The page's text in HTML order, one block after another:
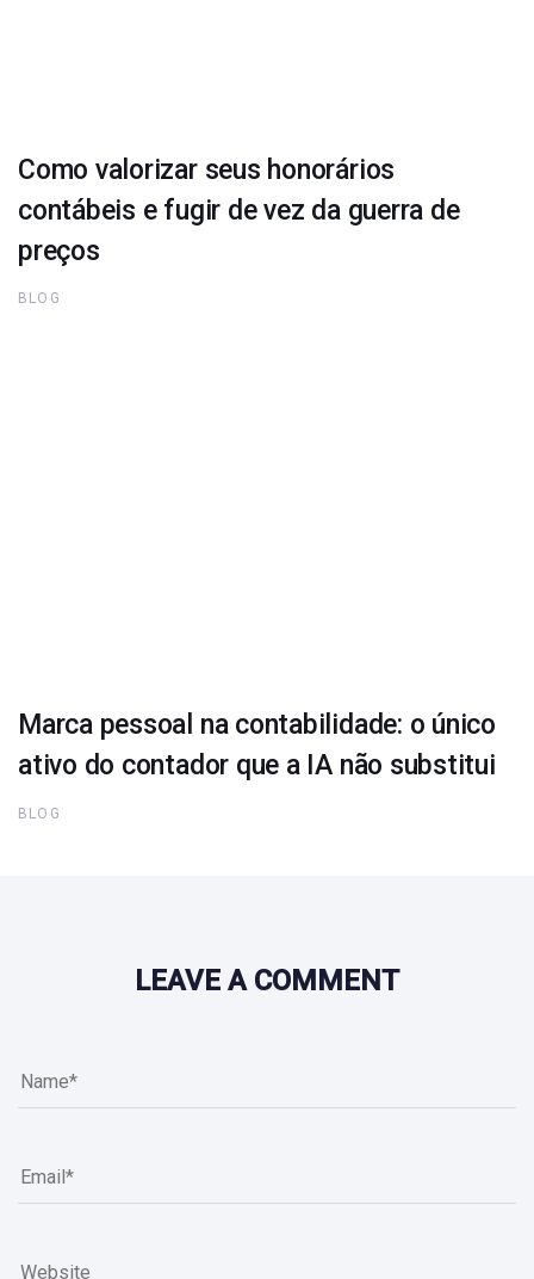
Como valorizar seus honorários
contábeis e fugir de vez da guerra de
preços
BLOG
Marca pessoal na contabilidade: o único
ativo do contador que a IA não substitui
BLOG
LEAVE A COMMENT